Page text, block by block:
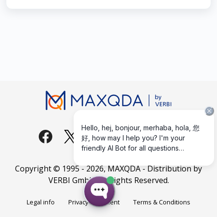
Copyright © 1995 -2026, MAXQDA - Distribution by
VERBI GmbH. All Rights Reserved.
Legal info Privacy Statement Terms & Conditions